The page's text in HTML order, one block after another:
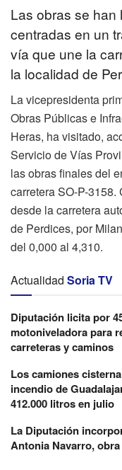
Las obras se
centradas en un
vía que une la
la localidad de
La vicepresidenta
Obras Públicas e
Heras, ha visitado,
Servicio de Vías
las obras finales del
carretera SO-P-
desde la carretera
de Perdices, por
del 0,000 al 4,310.
Actualidad Soria TV
Diputación licita por
motoniveladora para
carreteras y caminos
Los camiones
incendio de
412.000 litros en julio
La Diputación
Antonia Navarro,